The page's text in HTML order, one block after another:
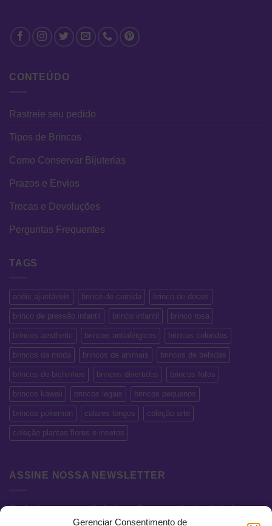
Gerenciar Consentimento de
CONTEÚDO
Rastreie seu pedido
Tipos de Brincos
Como Conservar Bijuterias
Prazos e Envios
Trocas e Devoluções
Perguntas Frequentes
TAGS
anéis ajustáveis brinco de comida brinco de doces
brinco de pressão infantil brinco infantil brinco rosa
brincos aesthetic brincos antialérgicos brincos coloridos
brincos da moda brincos de animais brincos de bebidas
brincos de bichinhos brincos divertidos brincos fofos
brincos kawaii brincos legais brincos pequenos
brincos pokemon colares longos coleção arte
coleção plantas flores e insetos
ASSINE NOSSA NEWSLETTER
Cadastre seu e-mail abaixo e fique por dentro de todas as
novidades e promoções exclusivas.